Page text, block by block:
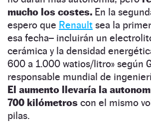
mucho los costes. En la
espero que Renault sea la
esa fecha– incluirán un
cerámica y la densidad
600 a 1.000 watios/litro» según
responsable mundial de
El aumento llevaría la
700 kilómetros con el mismo
pilas.